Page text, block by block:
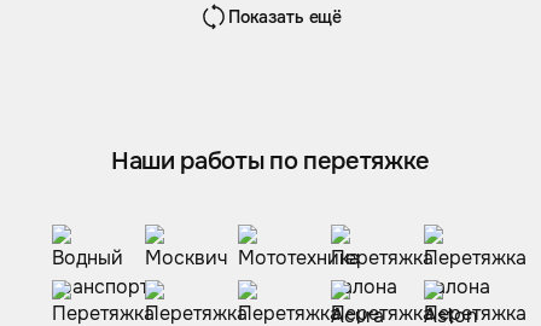
Показать ещё
Наши работы по перетяжке